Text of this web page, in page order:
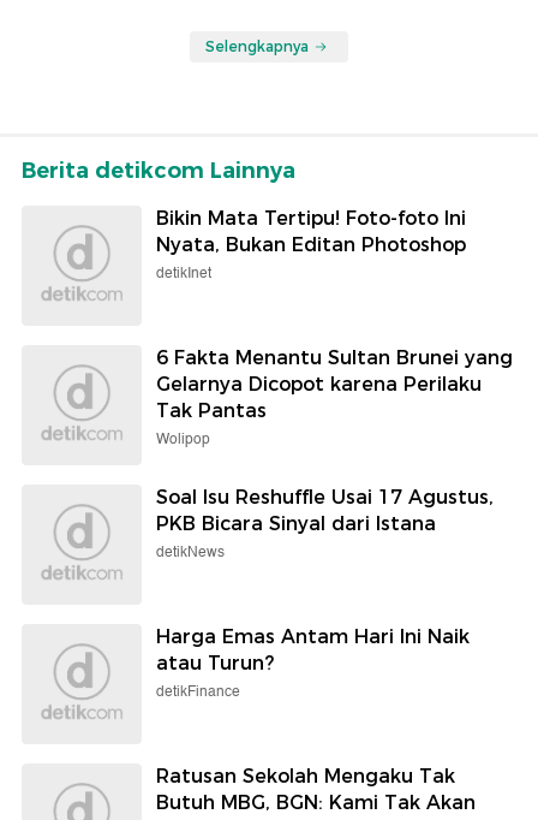
Selengkapnya
Berita detikcom Lainnya
Bikin Mata Tertipu! Foto-foto Ini
Nyata, Bukan Editan Photoshop
detikInet
6 Fakta Menantu Sultan Brunei yang
Gelarnya Dicopot karena Perilaku
Tak Pantas
Wolipop
Soal Isu Reshuffle Usai 17 Agustus,
PKB Bicara Sinyal dari Istana
detikNews
Harga Emas Antam Hari Ini Naik
atau Turun?
detikFinance
Ratusan Sekolah Mengaku Tak
Butuh MBG, BGN: Kami Tak Akan